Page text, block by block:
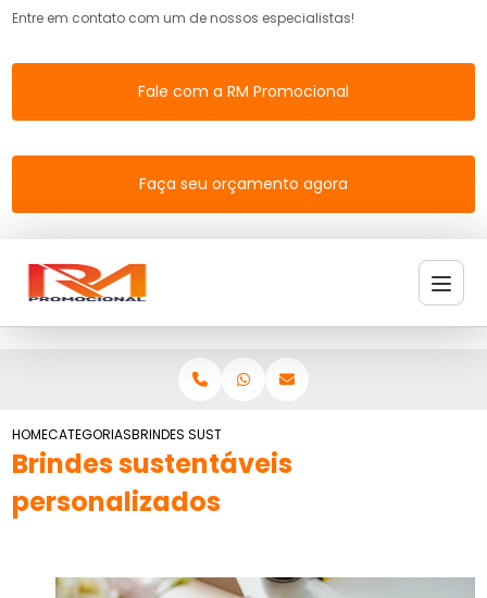
Entre em contato com um de nossos especialistas!
Fale com a RM Promocional
Faça seu orçamento agora
HOMECATEGORIASBRINDES SUSTENTAVEIS PERSONALIZADOS
Brindes sustentáveis
personalizados